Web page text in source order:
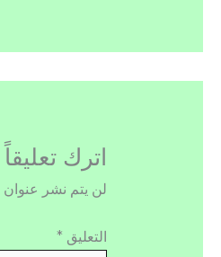
اترك تعليقاً
لن يتم نشر عنوان
التعليق *